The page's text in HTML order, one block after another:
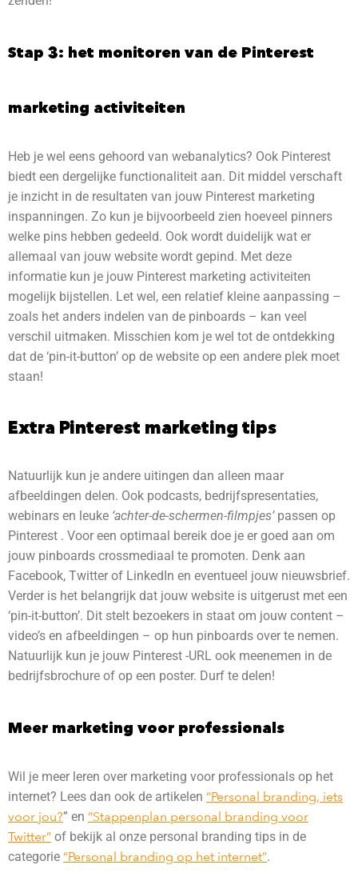
Stap 3: het monitoren van de Pinterest
marketing activiteiten
Heb je wel eens gehoord van webanalytics? Ook Pinterest
biedt een dergelijke functionaliteit aan. Dit middel verschaft
je inzicht in de resultaten van jouw Pinterest marketing
inspanningen. Zo kun je bijvoorbeeld zien hoeveel pinners
welke pins hebben gedeeld. Ook wordt duidelijk wat er
allemaal van jouw website wordt gepind. Met deze
informatie kun je jouw Pinterest marketing activiteiten
mogelijk bijstellen. Let wel, een relatief kleine aanpassing –
zoals het anders indelen van de pinboards – kan veel
verschil uitmaken. Misschien kom je wel tot de ontdekking
dat de ‘pin-it-button’ op de website op een andere plek moet
staan!
Extra Pinterest marketing tips
Natuurlijk kun je andere uitingen dan alleen maar
afbeeldingen delen. Ook podcasts, bedrijfspresentaties,
webinars en leuke ‘achter-de-schermen-filmpjes’passen op
Pinterest . Voor een optimaal bereik doe je er goed aan om
jouw pinboards crossmediaal te promoten. Denk aan
Facebook, Twitter of LinkedIn en eventueel jouw nieuwsbrief.
Verder is het belangrijk dat jouw website is uitgerust met een
‘pin-it-button’. Dit stelt bezoekers in staat om jouw content –
video’s en afbeeldingen – op hun pinboards over te nemen.
Natuurlijk kun je jouw Pinterest -URL ook meenemen in de
bedrijfsbrochure of op een poster. Durf te delen!
Meer marketing voor professionals
Wil je meer leren over marketing voor professionals op het
internet? Lees dan ook de artikelen “Personal branding, iets
voor jou?” en “Stappenplan personal branding voor
Twitter” of bekijk al onze personal branding tips in de
categorie “Personal branding op het internet”.